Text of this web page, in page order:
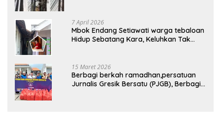
7 April 2026
Mbok Endang Setiawati warga tebaloan
Hidup Sebatang Kara, Keluhkan Tak
15 Maret 2026
Berbagi berkah ramadhan,persatuan
Jurnalis Gresik Bersatu (PJGB), Berbagi